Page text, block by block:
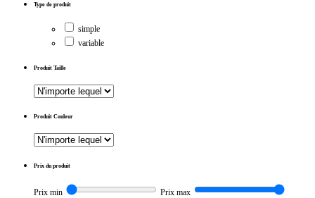
Type de produit
simple
variable
Produit Taille
Produit Couleur
Prix du produit
Prix min Prix max